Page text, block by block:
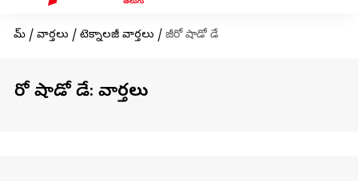
హోమ్ / వార్తలు / టెక్నాలజీ వార్తలు / జీరో షాడో డే
జీరో షాడో డే: వార్తలు